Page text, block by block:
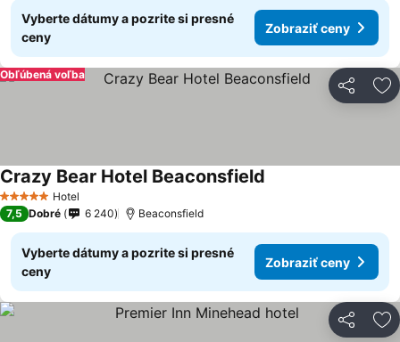
Vyberte dátumy a pozrite si presné
ceny
Zobraziť ceny
Zdieľať
Obľúbená voľba
5 Počet hviezdičiek
Hotel
Crazy Bear Hotel Beaconsfield
7,5 Dobré 6 240 Beaconsfield
Vyberte dátumy a pozrite si presné
ceny
Zobraziť ceny
Zdieľať